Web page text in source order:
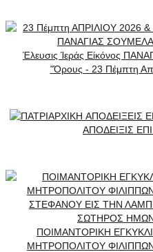
Έλευσις Ίεράς Είκόνος
"Όρους - 23 Πέμπτη
ΑΠΟΔΕΙΞΙΣ
ΠΟΙΜΑΝΤΟΡΙΚΗ
ΜΗΤΡΟΠΟΛΙΤΟΥ